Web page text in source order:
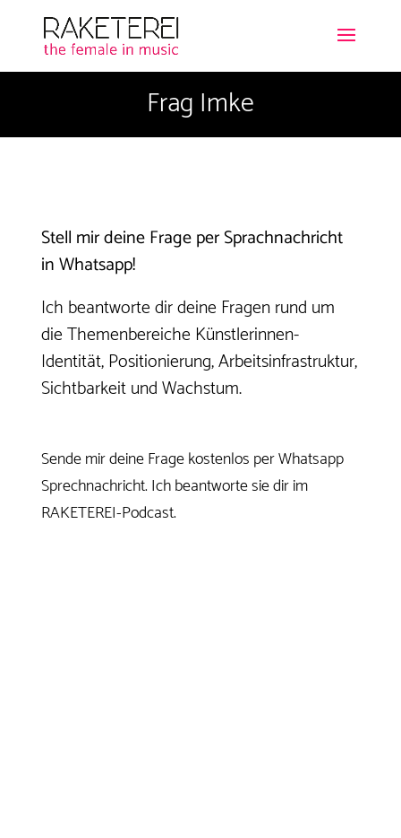
Frag Imke
Stell mir deine Frage per Sprachnachricht
in Whatsapp!
Ich beantworte dir deine Fragen rund um
die Themenbereiche Künstlerinnen-
Identität, Positionierung, Arbeitsinfrastruktur,
Sichtbarkeit und Wachstum.
Sende mir deine Frage kostenlos per Whatsapp
Sprechnachricht. Ich beantworte sie dir im
RAKETEREI-Podcast.